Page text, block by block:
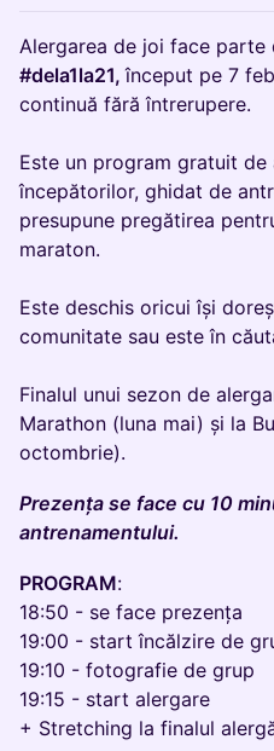
Alergarea de joi face parte
#dela1la21,început pe 7
continuă fără întrerupere.
Este un program gratuit de
începătorilor, ghidat de
presupune pregătirea
maraton.
Este deschis oricui își
comunitate sau este în
Finalul unui sezon de
Marathon (luna mai) și la
octombrie).
Prezența se face cu 10
antrenamentului.
PROGRAM:
18:50 - se face prezența
19:00 - start încălzire de
19:10 - fotografie de grup
19:15 - start alergare
+ Stretching la finalul